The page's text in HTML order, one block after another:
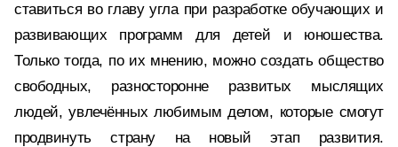
ставиться во главу угла при разработке обучающих и
развивающих программ для детей и юношества.
Только тогда, по их мнению, можно создать общество
свободных, разносторонне развитых мыслящих
людей, увлечённых любимым делом, которые смогут
продвинуть страну на новый этап развития.